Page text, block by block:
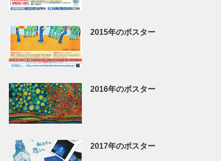
2015年のポスター
2016年のポスター
2017年のポスター